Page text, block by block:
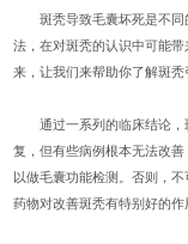
斑秃导致毛囊坏死是不同
法，在对斑秃的认识中可能
来，让我们来帮助你了解斑秃
通过一系列的临床结论，
复，但有些病例根本无法改
以做毛囊功能检测。否则，
药物对改善斑秃有特别好的作